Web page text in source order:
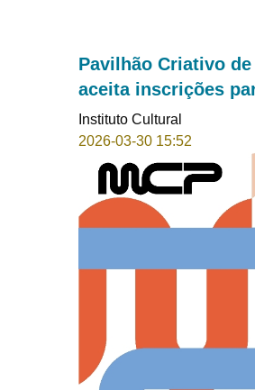
Pavilhão Criativo
aceita inscrições
Instituto Cultural
2026-03-30 15:52